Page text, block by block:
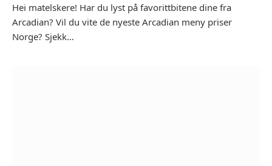
Hei matelskere! Har du lyst på favorittbitene dine fra
Arcadian? Vil du vite de nyeste Arcadian meny priser
Norge? Sjekk…